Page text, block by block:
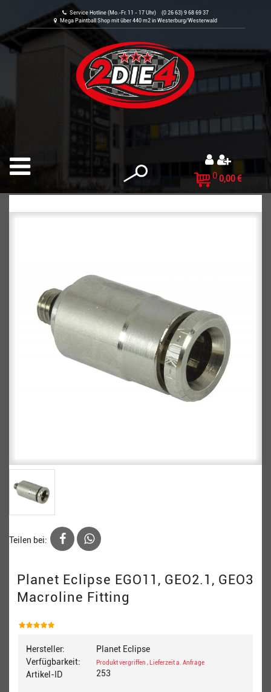
Service Hotline (Mo.-Fr. 11 - 17 Uhr) (0 26 63) 9 68 69 37
Mega Paintball Shop mit über 440 m2 in Westerburg/Westerwald
0 0,00 €
Teilen bei:
Planet Eclipse EGO11, GEO2.1, GEO3
Macroline Fitting
Hersteller:
Verfügbarkeit:
Artikel-ID
Planet Eclipse
Produkt vergriffen , Lieferzeit a. Anfrage
253